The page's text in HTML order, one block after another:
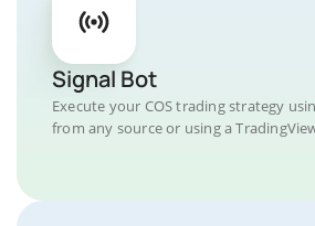
Signal Bot
Execute your COS trading strategy
from any source or using a